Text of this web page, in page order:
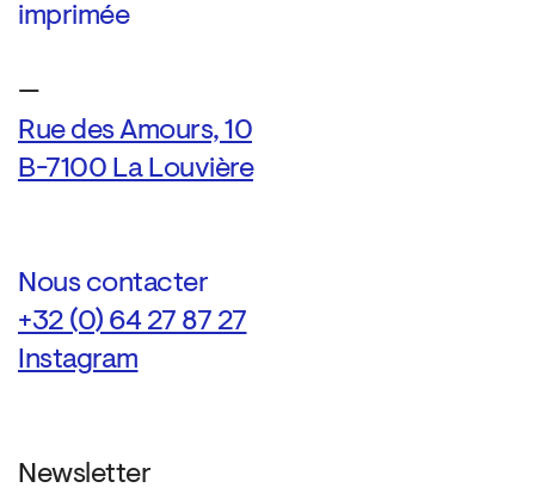
imprimée
—
Rue des Amours, 10
B-7100 La Louvière
Nous contacter
+32 (0) 64 27 87 27
Instagram
Newsletter